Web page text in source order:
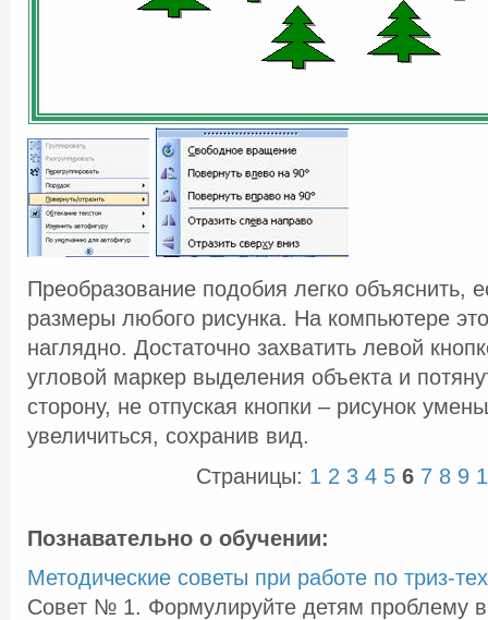
Преобразование подобия легко объяснить,
размеры любого рисунка. На компьютере
наглядно. Достаточно захватить левой
угловой маркер выделения объекта и
сторону, не отпуская кнопки – рисунок
увеличиться, сохранив вид.
Страницы: 1 2 3 4 5 6 7 8 9
Познавательно о обучении:
Методические советы при работе по триз-
Совет № 1. Формулируйте детям проблему